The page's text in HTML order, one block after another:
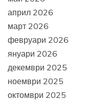
април 2026
март 2026
февруари 2026
януари 2026
декември 2025
ноември 2025
октомври 2025